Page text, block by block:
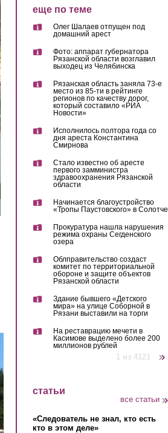
еще по теме
Олег Шалаев отпущен под
домашний арест
Фото: аппарат губернатора
Рязанской области возглавил
выходец из Челябинска
Рязанская область заняла 73-е
место из 85-ти в рейтинге
регионов по качеству дорог,
который составило «РИА
Новости»
Исполнилось полтора года со
дня ареста Константина
Смирнова
Стало известно об аресте
первого замминистра
здравоохранения Рязанской
области
Начинается благоустройство
«Тропы Паустовского» в Солотче
Прокуратура нашла нарушения
режима охраны Сегденского
озера
Облправительство создаст
комитет по территориальной
обороне и защите объектов
Рязанской области
Здание бывшего «Детского
мира» на улице Соборной в
Рязани выставили на торги
На реставрацию мечети в
Касимове выделено более 200
миллионов рублей
1 из 4121
статьи
все статьи
«Следователь не знал, кто есть
кто в этом деле»